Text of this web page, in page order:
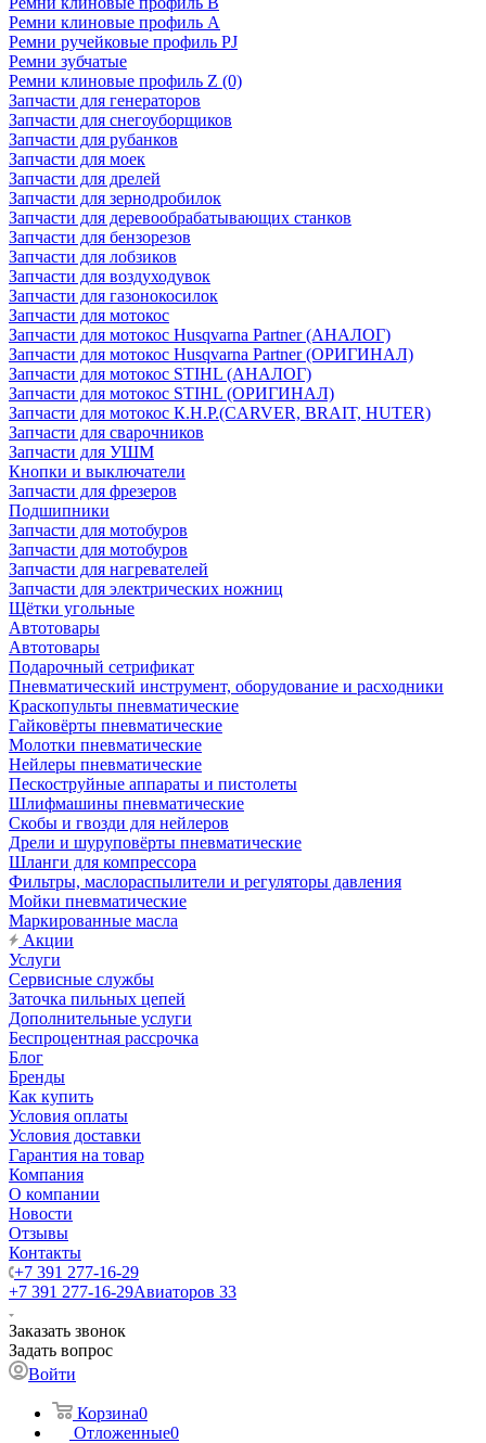
Ремни клиновые профиль А
Ремни ручейковые профиль PJ
Ремни зубчатые
Ремни клиновые профиль Z (0)
Запчасти для генераторов
Запчасти для снегоуборщиков
Запчасти для рубанков
Запчасти для моек
Запчасти для дрелей
Запчасти для зернодробилок
Запчасти для деревообрабатывающих станков
Запчасти для бензорезов
Запчасти для лобзиков
Запчасти для воздуходувок
Запчасти для газонокосилок
Запчасти для мотокос
Запчасти для мотокос Husqvarna Partner (АНАЛОГ)
Запчасти для мотокос Husqvarna Partner (ОРИГИНАЛ)
Запчасти для мотокос STIHL (АНАЛОГ)
Запчасти для мотокос STIHL (ОРИГИНАЛ)
Запчасти для мотокос К.Н.Р.(CARVER, BRAIT, HUTER)
Запчасти для сварочников
Запчасти для УШМ
Кнопки и выключатели
Запчасти для фрезеров
Подшипники
Запчасти для мотобуров
Запчасти для мотобуров
Запчасти для нагревателей
Запчасти для электрических ножниц
Щётки угольные
Автотовары
Автотовары
Подарочный сетрификат
Пневматический инструмент, оборудование и расходники
Краскопульты пневматические
Гайковёрты пневматические
Молотки пневматические
Нейлеры пневматические
Пескоструйные аппараты и пистолеты
Шлифмашины пневматические
Скобы и гвозди для нейлеров
Дрели и шуруповёрты пневматические
Шланги для компрессора
Фильтры, маслораспылители и регуляторы давления
Мойки пневматические
Маркированные масла
Акции
Услуги
Сервисные службы
Заточка пильных цепей
Дополнительные услуги
Беспроцентная рассрочка
Блог
Бренды
Как купить
Условия оплаты
Условия доставки
Гарантия на товар
Компания
О компании
Новости
Отзывы
Контакты
+7 391 277-16-29
+7 391 277-16-29Авиаторов 33
Заказать звонок
Задать вопрос
Войти
Корзина0
Отложенные0